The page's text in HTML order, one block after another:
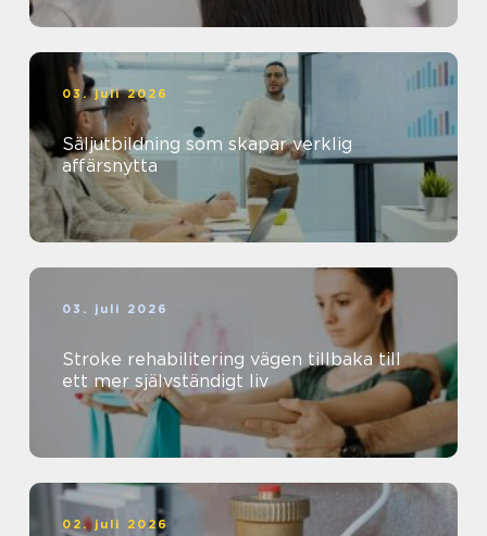
03. juli 2026
Säljutbildning som skapar verklig
affärsnytta
03. juli 2026
Stroke rehabilitering vägen tillbaka till
ett mer självständigt liv
02. juli 2026